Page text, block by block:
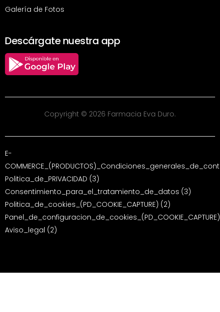
Galería de Fotos
Descárgate nuestra app
Copyright © 2026 Farmacia Eva Duro.
E-
Politica_de_PRIVACIDAD (3)
Consentimiento_para_el_tratamiento_de_datos (3)
Politica_de_cookies_(PD_COOKIE_CAPTURE) (2)
Panel_de_configuracion_de_cookies_(PD_COOKIE_CAPTURE)
Aviso_legal (2)